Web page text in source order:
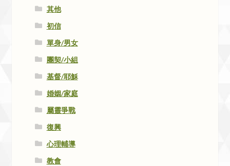
其他
初信
單身/男女
團契/小組
基督/耶穌
婚姻/家庭
屬靈爭戰
復興
心理輔導
教會